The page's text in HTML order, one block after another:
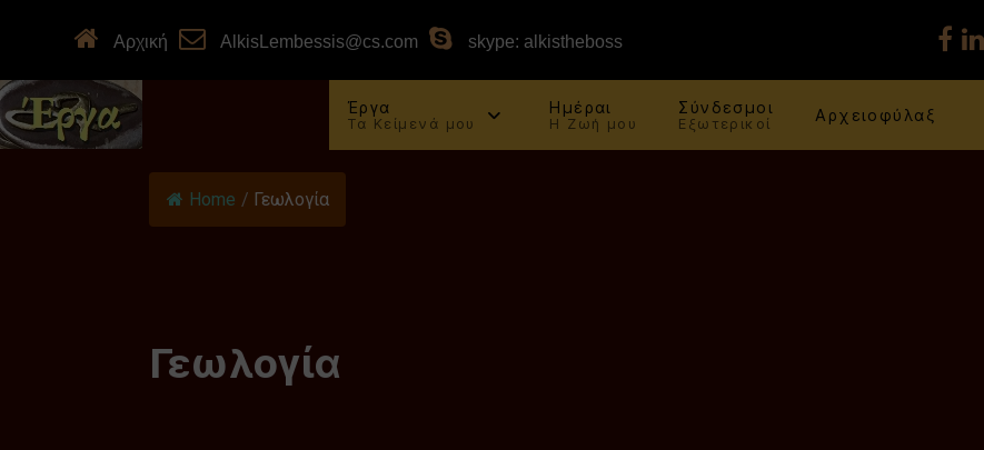
Αρχική AlkisLembessis@cs.com skype: alkistheboss
Έργα
Τα Κείμενά μου
Ημέραι
Η Ζωή μου
Σύνδεσμοι
Εξωτερικοί Αρχειοφύλαξ
Home / Γεωλογία
Γεωλογία